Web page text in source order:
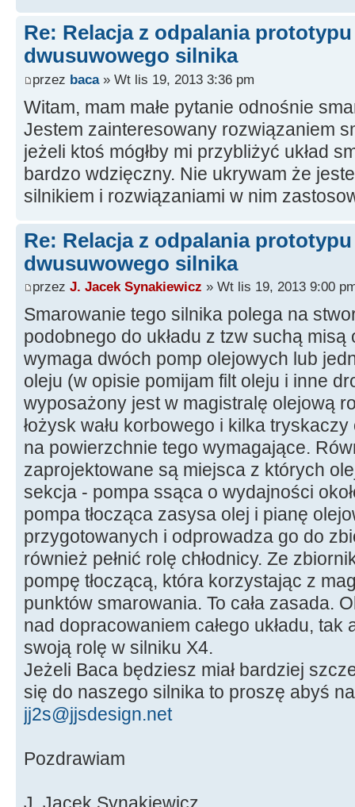
Re: Relacja z odpalania
dwusuwowego silnika
przez baca» Wt lis 19, 2013 3:36 pm
Witam, mam małe pytanie odnośnie
Jestem zainteresowany rozwiązaniem
jeżeli ktoś mógłby mi przybliżyć układ
bardzo wdzięczny. Nie ukrywam że
silnikiem i rozwiązaniami w nim
Re: Relacja z odpalania
dwusuwowego silnika
przez J. Jacek Synakiewicz » Wt lis 19, 2013 9:00
Smarowanie tego silnika polega na
podobnego do układu z tzw suchą misą
wymaga dwóch pomp olejowych lub
oleju (w opisie pomijam filt oleju i inne
wyposażony jest w magistralę olejową
łożysk wału korbowego i kilka
na powierzchnie tego wymagające.
zaprojektowane są miejsca z których
sekcja - pompa ssąca o wydajności
pompa tłocząca zasysa olej i pianę
przygotowanych i odprowadza go do
również pełnić rolę chłodnicy. Ze
pompę tłoczącą, która korzystając z
punktów smarowania. To cała zasada.
nad dopracowaniem całego układu, tak
swoją rolę w silniku X4.
Jeżeli Baca będziesz miał bardziej
się do naszego silnika to proszę abyś
jj2s@jjsdesign.net
Pozdrawiam